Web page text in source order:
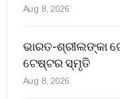
Aug 8, 2026
ଭାରତ-ଶ୍ରୀଲଙ୍କା
ଟେଷ୍ଟର ସ୍ମୃତି
Aug 8, 2026